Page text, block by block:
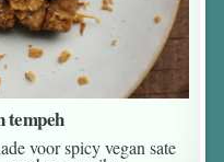
tempeh
voor spicy vegan sate